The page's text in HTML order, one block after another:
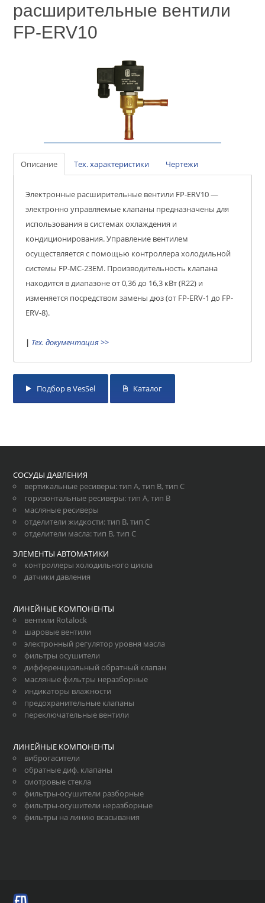
расширительные вентили
FP-ERV10
Описание Тех. характеристики Чертежи
Электронные расширительные вентили FP-ERV10 —
электронно управляемые клапаны предназначены для
использования в системах охлаждения и
кондиционирования. Управление вентилем
осуществляется с помощью контроллера холодильной
системы FP-MC-23EM. Производительность клапана
находится в диапазоне от 0,36 до 16,3 кВт (R22) и
изменяется посредством замены дюз (от FP-ERV-1 до FP-
ERV-8).
| Тех. документация >>
Подбор в VesSel Каталог
СОСУДЫ ДАВЛЕНИЯ
вертикальные ресиверы:тип А,тип В,тип С
горизонтальные ресиверы:тип А,тип В
масляные ресиверы
отделители жидкости:тип В,тип С
отделители масла:тип В,тип С
ЭЛЕМЕНТЫ АВТОМАТИКИ
контроллеры холодильного цикла
датчики давления
ЛИНЕЙНЫЕ КОМПОНЕНТЫ
вентили Rotalock
шаровые вентили
электронный регулятор уровня масла
фильтры осушители
дифференциальный обратный клапан
масляные фильтры неразборные
индикаторы влажности
предохранительные клапаны
переключательные вентили
ЛИНЕЙНЫЕ КОМПОНЕНТЫ
виброгасители
обратные диф. клапаны
смотровые стекла
фильтры-осушители разборные
фильтры-осушители неразборные
фильтры на линию всасывания